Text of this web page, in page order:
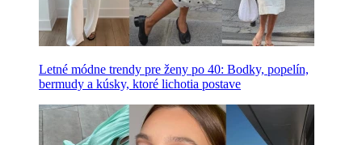
Letné módne trendy pre ženy po 40: Bodky, popelín,
bermudy a kúsky, ktoré lichotia postave